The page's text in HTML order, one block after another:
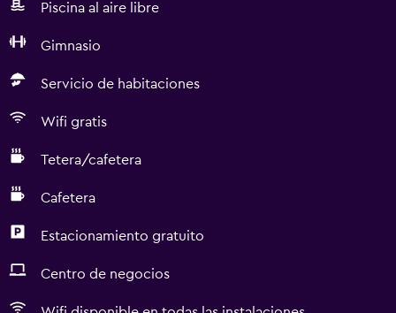
Piscina al aire libre
Gimnasio
Servicio de habitaciones
Wifi gratis
Tetera/cafetera
Cafetera
Estacionamiento gratuito
Centro de negocios